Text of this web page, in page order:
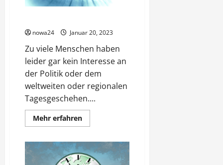
nowa24 Januar 20, 2023
Zu viele Menschen haben
leider gar kein Interesse an
der Politik oder dem
weltweiten oder regionalen
Tagesgeschehen....
Mehr erfahrenMehr
Informationen
Interesse
an
Politik?